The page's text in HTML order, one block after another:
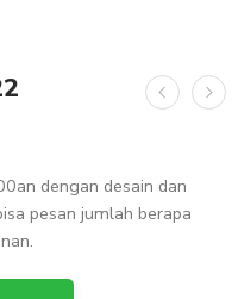
dengan desain dan
pesan jumlah berapa